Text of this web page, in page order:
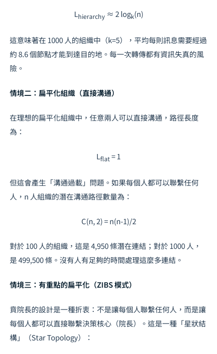
Lhierarchy≈ 2 logk(n)
這意味著在 1000 人的組織中（k=5），平均每則訊息需要經過
約 8.6 個節點才能到達目的地。每一次轉傳都有資訊失真的風
險。
情境二：扁平化組織（直接溝通）
在理想的扁平化組織中，任意兩人可以直接溝通，路徑長度
為：
Lflat= 1
但這會產生「溝通過載」問題。如果每個人都可以聯繫任何
人，n 人組織的潛在溝通路徑數量為：
C(n, 2) = n(n-1)/2
對於 100 人的組織，這是 4,950 條潛在連結；對於 1000 人，
是 499,500 條。沒有人有足夠的時間處理這麼多連結。
情境三：有重點的扁平化（ZIBS 模式）
賁院長的設計是一種折衷：不是讓每個人聯繫任何人，而是讓
每個人都可以直接聯繫決策核心（院長）。這是一種「星狀結
構」（Star Topology）：